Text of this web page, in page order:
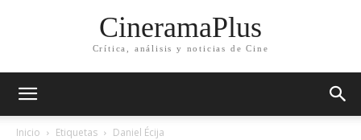
CineramaPlus
Crítica, análisis y noticias de Cine
Inicio Etiquetas Daniel Écija